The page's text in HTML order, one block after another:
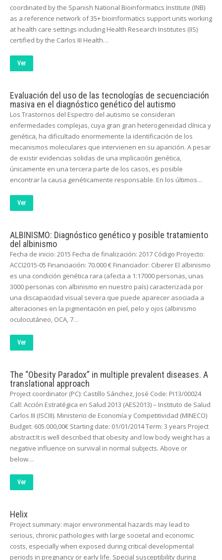
coordinated by the Spanish National Bioinformatics Institute (INB)
as a reference network of 35+ bioinformatics support units working
at health care settings including Health Research Institutes (IIS)
certified by the Carlos III Health…
Ver
Evaluación del uso de las tecnologías de secuenciación
masiva en el diagnóstico genético del autismo
Los Trastornos del Espectro del autismo se consideran
enfermedades complejas, cuya gran gran heterogeneidad clínica y
genética, ha dificultado enormemente la identificación de los
mecanismos moleculares que intervienen en su aparición. A pesar
de existir evidencias solidas de una implicación genética,
únicamente en una tercera parte de los casos, es posible
encontrar la causa genéticamente responsable. En los últimos…
Ver
ALBINISMO: Diagnóstico genético y posible tratamiento
del albinismo
Fecha de inicio: 2015 Fecha de finalización: 2017 Código Proyecto:
ACCI2015-05 Financiación: 70.000 € Financiador: Ciberer El albinismo
es una condición genética rara (afecta a 1:17000 personas, unas
3000 personas con albinismo en nuestro país) caracterizada por
una discapacidad visual severa que puede aparecer asociada a
alteraciones en la pigmentación en piel, pelo y ojos (albinismo
oculocutáneo, OCA, 7…
Ver
The “Obesity Paradox” in multiple prevalent diseases. A
translational approach
Project coordinator (PC): Castillo Sánchez, José Code: PI13/00024
Call: Acción Estratégica en Salud 2013 (AES2013) – Instituto de Salud
Carlos III (ISCIII). Ministerio de Economía y Competitividad (MINECO)
Budget: 605.000,00€ Starting date: 01/01/2014 Term: 3 years Project
abstract:It is well described that obesity and low body weight has a
negative influence on survival in normal subjects. Above or
below…
Ver
Helix
Project summary: major environmental hazards may lead to
serious, chronic pathologies with large societal and economic
costs, especially when exposed during critical developmental
periods in pregnancy or early life. Special susceptibility during